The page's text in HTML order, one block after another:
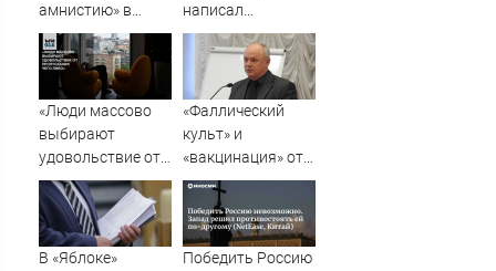
амнистию» в
России до 1
сентября 2031
года
написал
музыкант Михаил
Гребенщиков -
ВестиПК в
Воронеже
«Люди массово
выбирают
удовольствие от
пропускания чего-
либо»
«Фаллический
культ» и
«вакцинация» от
Грефа для
«дорогих
россиян»
В «Яблоке»
Победить Россию